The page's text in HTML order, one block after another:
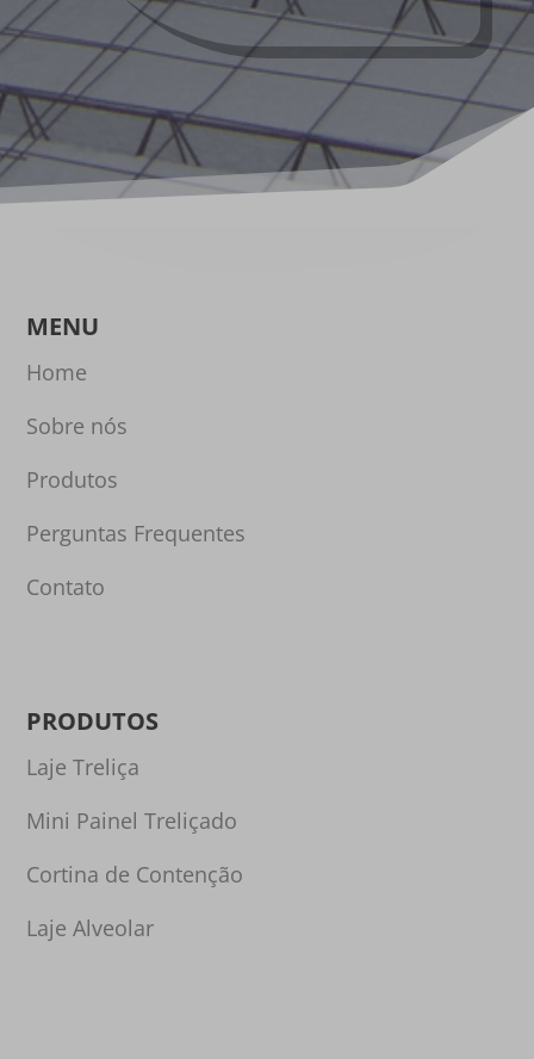
MENU
Home
Sobre nós
Produtos
Perguntas Frequentes
Contato
PRODUTOS
Laje Treliça
Mini Painel Treliçado
Cortina de Contenção
Laje Alveolar